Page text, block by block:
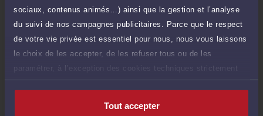
sociaux, contenus animés…) ainsi que la gestion et l’analyse
du suivi de nos campagnes publicitaires. Parce que le respect
de votre vie privée est essentiel pour nous, nous vous laissons
le choix de les accepter, de les refuser tous ou de les
paramétrer, à l’exception des cookies techniques strictement
nécessaires au fonctionnement du site.
Tout accepter
Consultation écrite
Etude de votre dossier + possibilité
d'ajout d'une pièce jointe
360 €
TTC
Consulter par écrit